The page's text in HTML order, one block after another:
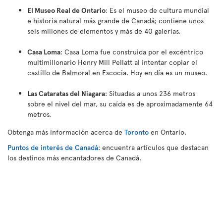
El Museo Real de Ontario: Es el museo de cultura mundial
e historia natural más grande de Canadá; contiene unos
seis millones de elementos y más de 40 galerías.
Casa Loma: Casa Loma fue construida por el excéntrico
multimillonario Henry Mill Pellatt al intentar copiar el
castillo de Balmoral en Escocia. Hoy en día es un museo.
Las Cataratas del Niagara: Situadas a unos 236 metros
sobre el nivel del mar, su caída es de aproximadamente 64
metros.
Obtenga más información acerca de Toronto en Ontario.
Puntos de interés de Canadá: encuentra artículos que destacan
los destinos más encantadores de Canadá.